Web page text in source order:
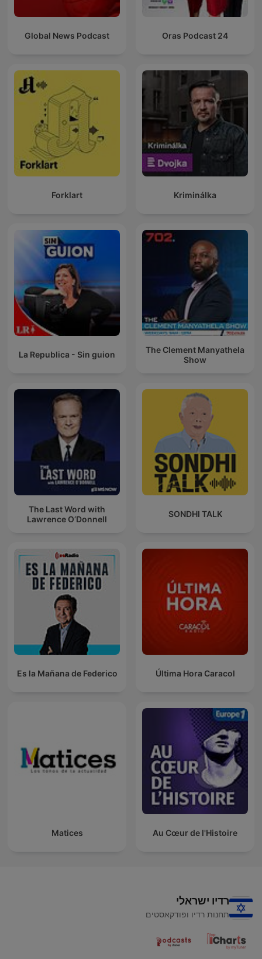
24 Oras Podcast
Global News Podcast
Kriminálka
Forklart
The Clement Manyathela
Show
La Republica - Sin guion
SONDHI TALK
The Last Word with
Lawrence O’Donnell
Última Hora Caracol
Es la Mañana de Federico
Au Cœur de l'Histoire
Matices
רדיו ישראלי
תחנות רדיו ופודקאסטים